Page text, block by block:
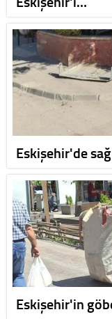
Eskişehir'de
Eskişehir'in